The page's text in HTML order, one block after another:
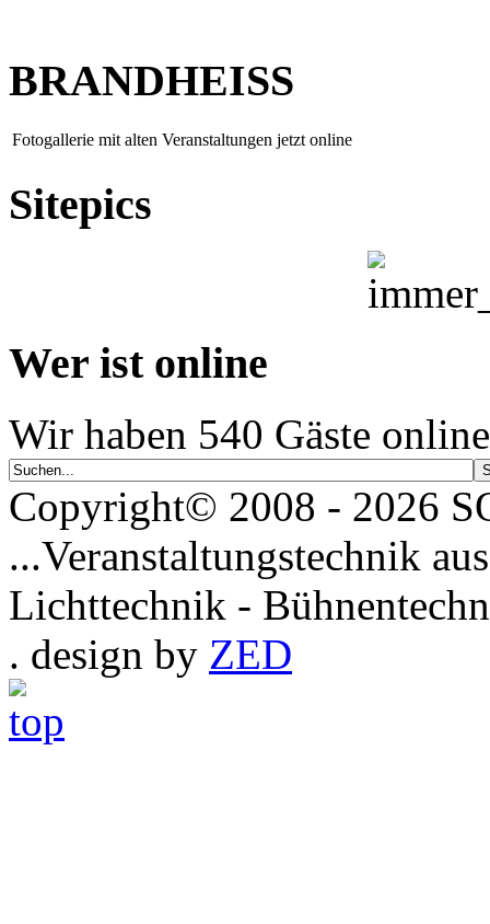
BRANDHEISS
Fotogallerie mit alten Veranstaltungen jetzt online
Sitepics
Wer ist online
Wir haben 540 Gäste online
Copyright© 2008 - 2026
...Veranstaltungstechnik
Lichttechnik -
. design by ZED